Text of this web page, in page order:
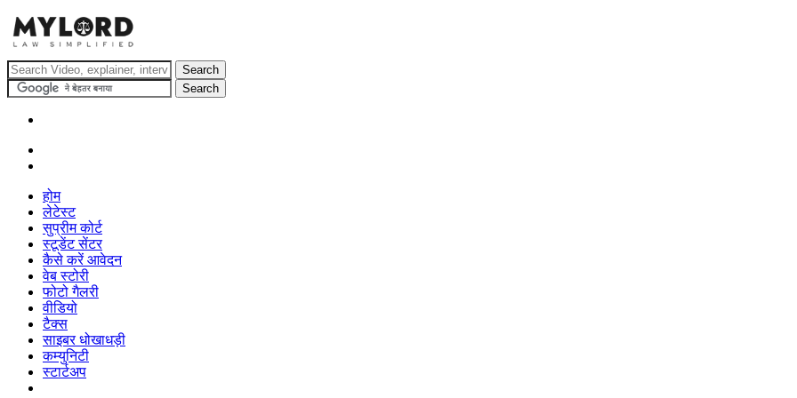
होम
लेटेस्ट
सुप्रीम कोर्ट
स्टूडेंट सेंटर
कैसे करें आवेदन
वेब स्टोरी
फोटो गैलरी
वीडियो
टैक्स
साइबर धोखाधड़ी
कम्युनिटी
स्टार्टअप